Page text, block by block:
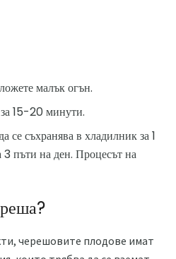
малък огън.
за 15-20 минути.
се съхранява в хладилник за 1
пъти на ден. Процесът на
черешовите плодове имат